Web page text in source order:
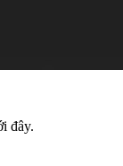
đây.